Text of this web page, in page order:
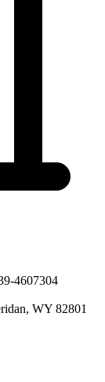
4607304
WY 82801